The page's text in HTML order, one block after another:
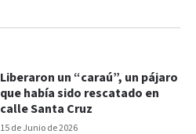
15 de Junio de 2026
Liberaron un “caraú”, un pájaro
que había sido rescatado en
calle Santa Cruz